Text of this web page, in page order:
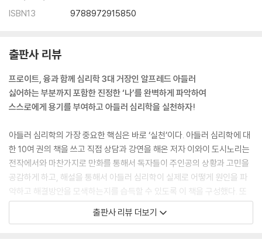
ISBN13
9788972915850
출판사 리뷰
프로이트, 융과 함께 심리학 3대 거장인 알프레드 아들러
싫어하는 부분까지 포함한 진정한 ‘나’를 완벽하게 파악하여
스스로에게 용기를 부여하고 아들러 심리학을 실천하자!
아들러 심리학의 가장 중요한 핵심은 바로 ‘실천’이다. 아들러 심리학에 대
한 10여 권의 책을 쓰고 직접 상담과 강연을 해온 저자 이와이 도시노리는
전작에서와 마찬가지로 만화를 통해서 독자들이 주인공의 상황과 고민을
공감하게 하고, 해설을 통해서 아들러 심리학이 실제로 어떻게 원인을 파
악하고 해결방안을 모색하는지를 습득할 수 있도록 이 책을 구성했다. 또
한 만화를 통해서 아들러의 유령이 전하는 생생한 조언을 들을 수 있다.
출판사 리뷰 더보기